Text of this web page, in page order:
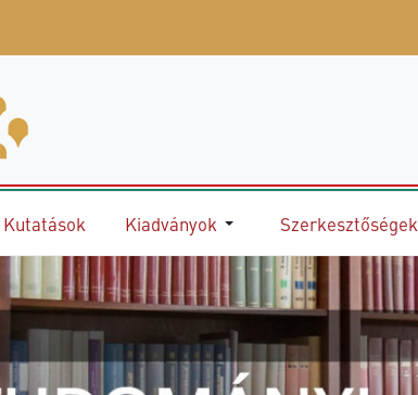
Kutatások Kiadványok Szerkesztőségek